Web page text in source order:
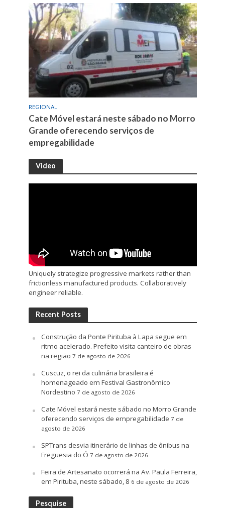
REGIONAL
Cate Móvel estará neste sábado no Morro
Grande oferecendo serviços de
empregabilidade
Video
Uniquely strategize progressive markets rather than
frictionless manufactured products. Collaboratively
engineer reliable.
Recent Posts
Construção da Ponte Pirituba à Lapa segue em
ritmo acelerado. Prefeito visita canteiro de obras
na região 7 de agosto de 2026
Cuscuz, o rei da culinária brasileira é
homenageado em Festival Gastronômico
Nordestino 7 de agosto de 2026
Cate Móvel estará neste sábado no Morro Grande
oferecendo serviços de empregabilidade 7 de
agosto de 2026
SPTrans desvia itinerário de linhas de ônibus na
Freguesia do Ó 7 de agosto de 2026
Feira de Artesanato ocorrerá na Av. Paula Ferreira,
em Pirituba, neste sábado, 8 6 de agosto de 2026
Pesquise